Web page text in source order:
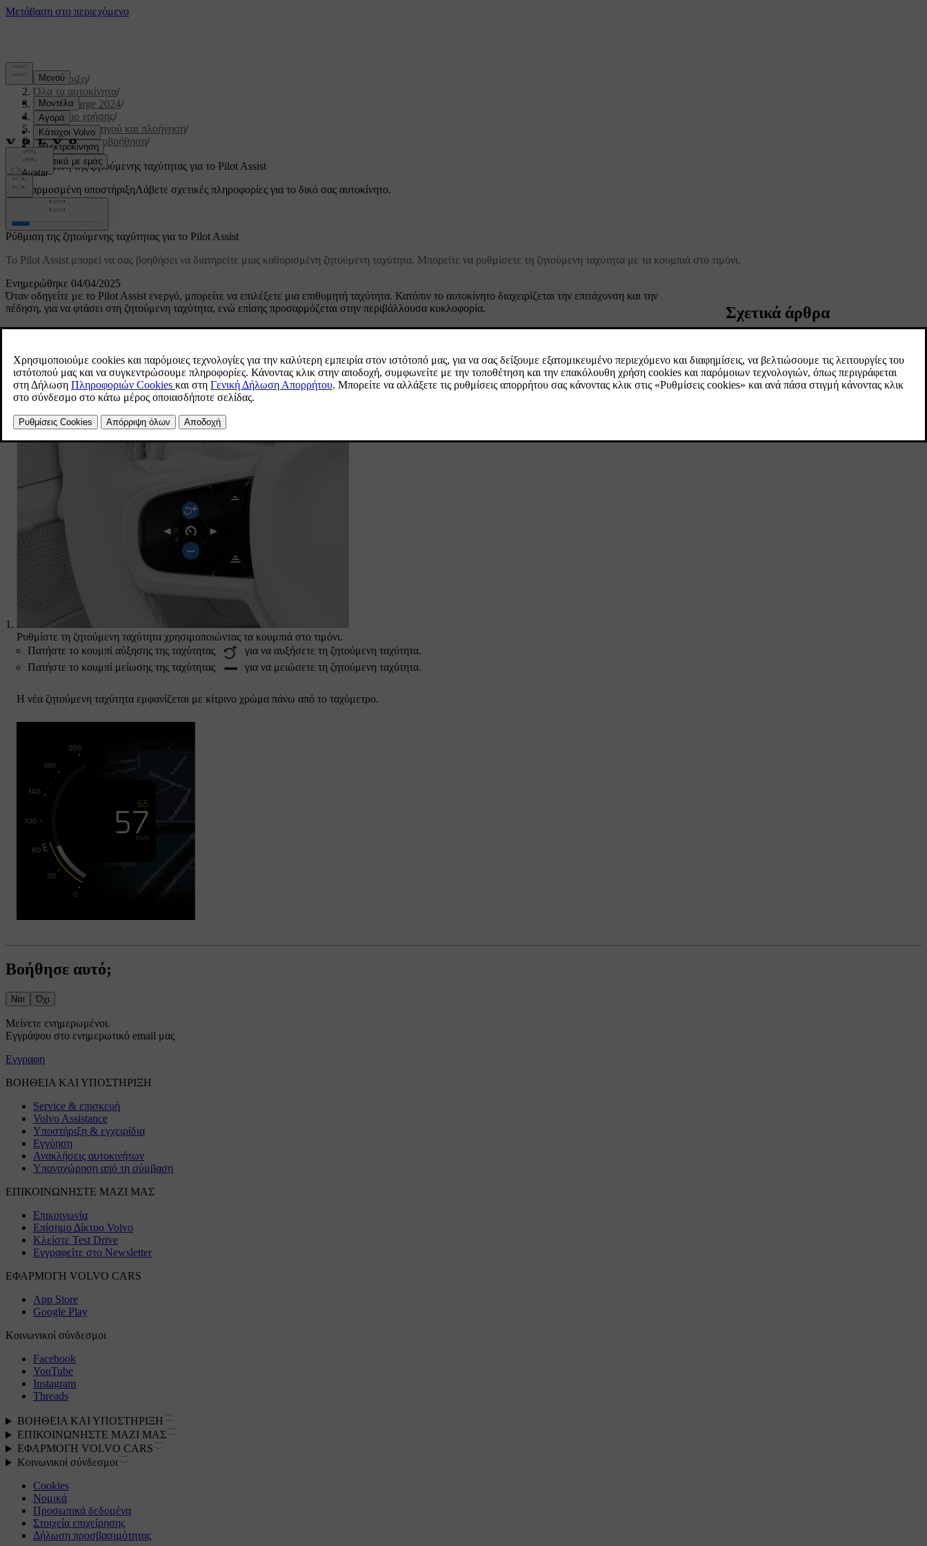
Υποστήριξη/
Όλα τα αυτοκίνητα/
C40 Recharge 2024/
Εγχειρίδιο χρήσης/
Υποστήριξη οδηγού και πλοήγηση/
Οδήγηση με υποβοήθηση/
Pilot Assist/
Ρύθμιση της ζητούμενης ταχύτητας για το Pilot Assist
Προσαρμοσμένη υποστήριξηΛάβετε σχετικές πληροφορίες για το δικό σας αυτοκίνητο.
Ενημερώθηκε 04/04/2025
Ρύθμιση της ζητούμενης ταχύτητας για το Pilot Assist
Το Pilot Assist μπορεί να σας βοηθήσει να διατηρείτε μιας καθορισμένη ζητούμενη ταχύτητα. Μπορείτε να ρυθμίσετε τη ζητούμενη ταχύτητα με τα κουμπιά στο τιμόνι.
Όταν οδηγείτε με το Pilot Assist ενεργό, μπορείτε να επιλέξετε μια επιθυμητή ταχύτητα. Κατόπιν το αυτοκίνητο διαχειρίζεται την επιτάχυνση και την
πέδηση, για να φτάσει στη ζητούμενη ταχύτητα, ενώ επίσης προσαρμόζεται στην περιβάλλουσα κυκλοφορία.
Παρατεταμένο πάτημαΡυθμίστε τη ζητούμενη ταχύτητα κατά 1 μονάδα πατώντας το κουμπί παρατεταμένα.
Όταν κάνετε τη ρύθμιση σε διαβαθμίσεις των 5, η ζητούμενη ταχύτητα ορίζεται κατά προεπιλογή σε τιμές που διαιρούνται με το πέντε, όπως 25, 30 και
Ρυθμίστε τη ζητούμενη ταχύτητα χρησιμοποιώντας τα κουμπιά στο τιμόνι.
Πατήστε το κουμπί αύξησης της ταχύτητας
για να αυξήσετε τη ζητούμενη ταχύτητα.
Πατήστε το κουμπί μείωσης της ταχύτητας
για να μειώσετε τη ζητούμενη ταχύτητα.
Η νέα ζητούμενη ταχύτητα εμφανίζεται με κίτρινο χρώμα πάνω από το ταχύμετρο.
Σχετικά άρθρα
Διακόπτες τιμονιού
Στο τιμόνι υπάρχουν διάφορα κουμπιά και
Βοήθησε αυτό;
Ναι Όχι